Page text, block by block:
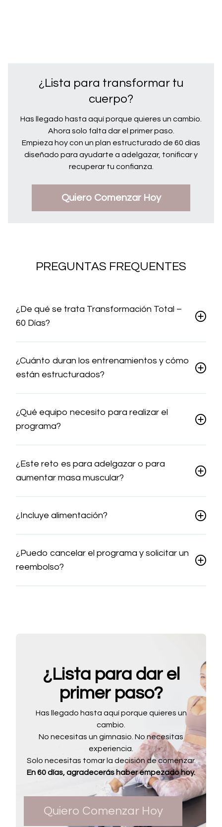
¿Lista para transformar tu
cuerpo?
Has llegado hasta aquí porque quieres un cambio.
Ahora solo falta dar el primer paso.
Empieza hoy con un plan estructurado de 60 días
diseñado para ayudarte a adelgazar, tonificar y
recuperar tu confianza.
Quiero Comenzar Hoy
PREGUNTAS FREQUENTES
¿De qué se trata Transformación Total –
60 Días?
¿Cuánto duran los entrenamientos y cómo
están estructurados?
¿Qué equipo necesito para realizar el
programa?
¿Este reto es para adelgazar o para
aumentar masa muscular?
¿Incluye alimentación?
¿Puedo cancelar el programa y solicitar un
reembolso?
¿Lista para dar el
primer paso?
Has llegado hasta aquí porque quieres un
cambio.
No necesitas un gimnasio. No necesitas
experiencia.
Solo necesitas tomar la decisión de comenzar.
En 60 días, agradecerás haber empezado hoy.
Quiero Comenzar Hoy